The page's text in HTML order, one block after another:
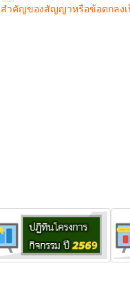
สำคัญของสัญญาหรือข้อตกลงเ